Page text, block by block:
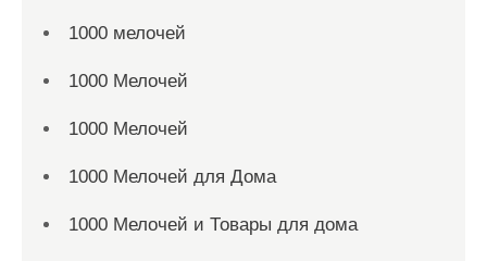
1000 мелочей
1000 Мелочей
1000 Мелочей
1000 Мелочей для Дома
1000 Мелочей и Товары для дома